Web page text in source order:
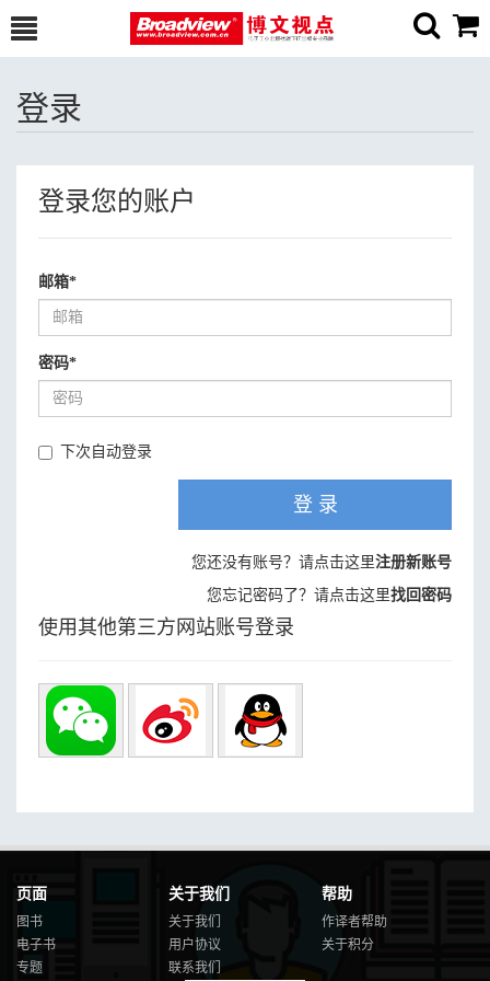
登录
登录您的账户
邮箱*
密码*
下次自动登录
登 录
您还没有账号？请点击这里注册新账号
您忘记密码了？请点击这里找回密码
使用其他第三方网站账号登录
页面
图书
电子书
专题
关于我们
关于我们
用户协议
联系我们
帮助
作译者帮助
关于积分